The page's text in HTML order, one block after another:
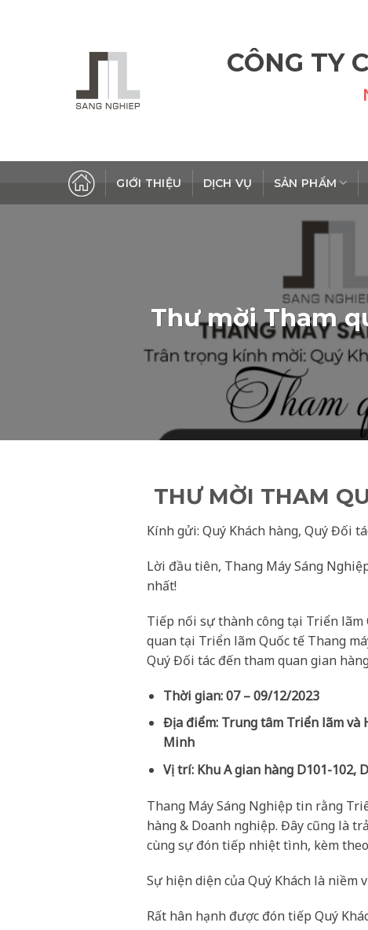
CÔNG TY
GIỚI THIỆU DỊCH VỤ SẢN PHẨM
Thư mời Tham
THƯ MỜI THAM
Kính gửi: Quý Khách hàng, Quý Đối
Lời đầu tiên, Thang Máy Sáng
nhất!
Tiếp nối sự thành công tại Triển lãm
quan tại Triển lãm Quốc tế Thang
Quý Đối tác đến tham quan gian
Thời gian:07 – 09/12/2023
Địa điểm: Trung tâm Triển lãm và
Minh
Vị trí: Khu A gian hàng D101-102,
Thang Máy Sáng Nghiệp tin rằng
hàng & Doanh nghiệp. Đây cũng là
cùng sự đón tiếp nhiệt tình, kèm
Sự hiện diện của Quý Khách là niềm
Rất hân hạnh được đón tiếp Quý